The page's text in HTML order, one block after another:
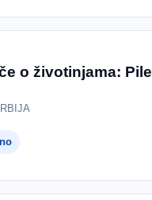
o životinjama: Pile